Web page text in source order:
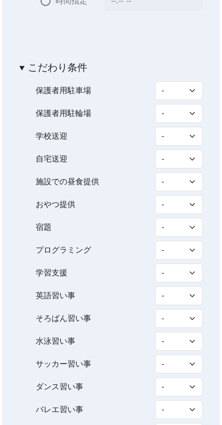
こだわり条件
保護者用駐車場
保護者用駐輪場
学校送迎
自宅送迎
施設での昼食提供
おやつ提供
宿題
プログラミング
学習支援
英語習い事
そろばん習い事
水泳習い事
サッカー習い事
ダンス習い事
バレエ習い事